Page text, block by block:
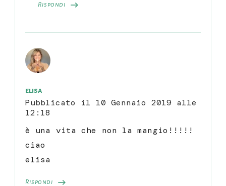
Rispondi
elisa
Pubblicato il 10 Gennaio 2019 alle
12:18
Rispondi
è una vita che non la mangio!!!!!
ciao
elisa